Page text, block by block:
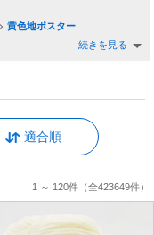
黄色地ポスター
続きを見る
適合順
1 ～ 120件（全423649件）